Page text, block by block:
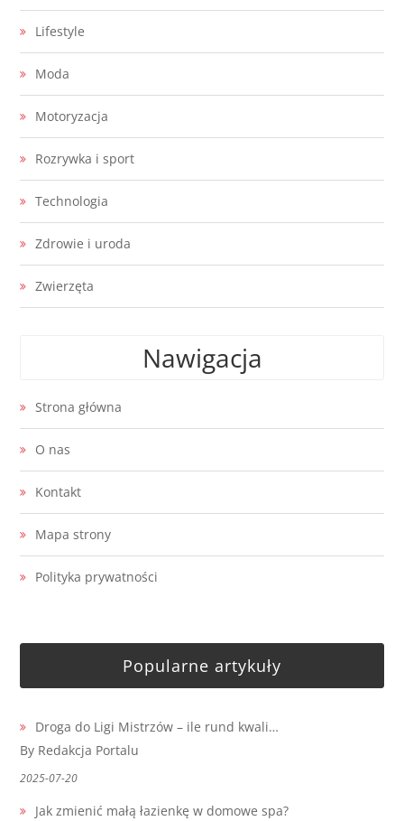
Lifestyle
Moda
Motoryzacja
Rozrywka i sport
Technologia
Zdrowie i uroda
Zwierzęta
Nawigacja
Strona główna
O nas
Kontakt
Mapa strony
Polityka prywatności
Popularne artykuły
Droga do Ligi Mistrzów – ile rund kwali…
By Redakcja Portalu
2025-07-20
Jak zmienić małą łazienkę w domowe spa?